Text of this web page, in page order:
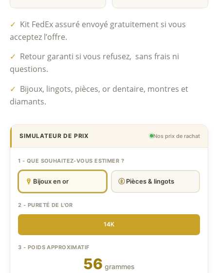
✓ Kit FedEx assuré envoyé gratuitement si vous
acceptez l’offre.
✓ Retour garanti si vous refusez, sans frais ni
questions.
✓ Bijoux, lingots, pièces, or dentaire, montres et
diamants.
SIMULATEUR DE PRIX Nos prix de rachat
1 - QUE SOUHAITEZ-VOUS ESTIMER ?
Bijoux en or Pièces & lingots
2 - PURETÉ DE L'OR
14K
3 - POIDS APPROXIMATIF
56 grammes